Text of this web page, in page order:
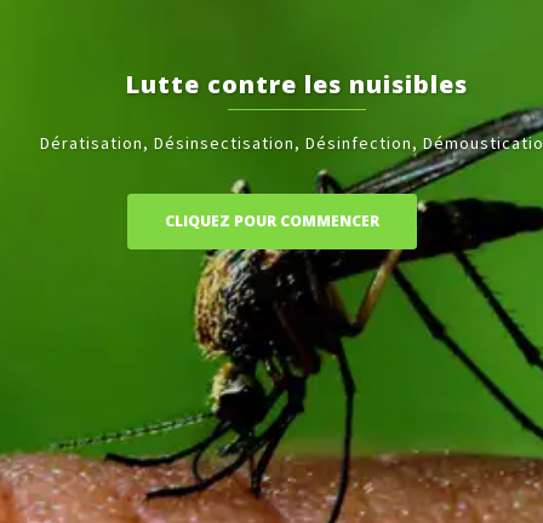
Lutte contre les nuisibles
Dératisation, Désinsectisation, Désinfection, Démoustication
CLIQUEZ POUR COMMENCER